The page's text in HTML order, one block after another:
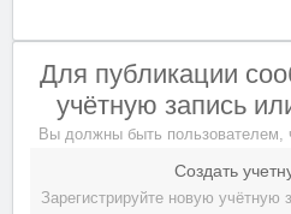
Для публикации
учётную запись
Вы должны быть пользователем,
Создать
Зарегистрируйте новую